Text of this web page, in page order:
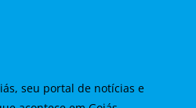
seu portal de notícias e